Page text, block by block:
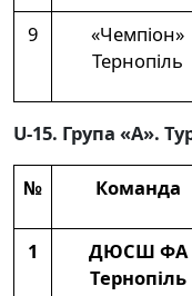
9
«Чемпіон»
Тернопіль
U-15. Група «А».
№ Команда
1
ДЮСШ ФА
Тернопіль